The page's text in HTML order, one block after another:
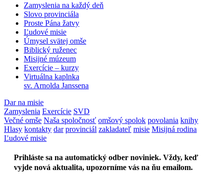
Zamyslenia na každý deň
Slovo provinciála
Proste Pána žatvy
Ľudové misie
Úmysel svätej omše
Biblický ruženec
Misijné múzeum
Exercície – kurzy
Virtuálna kaplnka
sv. Arnolda Janssena
Dar na misie
Zamyslenia Exercície SVD
Večné omše Naša spoločnosť omšový spolok povolania knihy
Hlasy kontakty dar provinciál zakladateľ misie Misijná rodina
Ľudové misie
Prihláste sa na automatický odber noviniek. Vždy, keď
vyjde nová aktualita, upozorníme vás na ňu emailom.